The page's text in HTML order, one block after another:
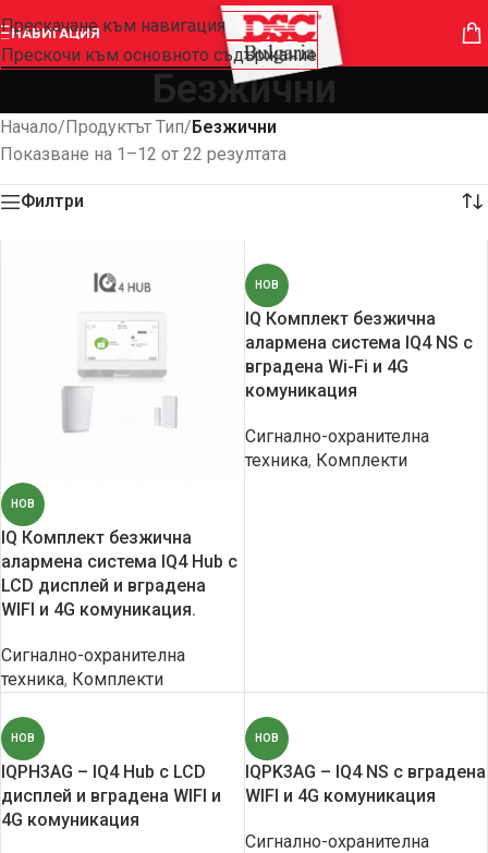
Прескачане към навигация
Прескочи към основното съдържание
НАВИГАЦИЯ
Безжични
Начало/Продуктът Тип/Безжични
Показване на 1–12 от 22 резултата
Филтри
НОВ
IQ Комплект безжична
алармена система IQ4 Hub с
LCD дисплей и вградена
WIFI и 4G комуникация.
Сигнално-охранителна
техника, Комплекти
НОВ
IQ Комплект безжична
алармена система IQ4 NS с
вградена Wi-Fi и 4G
комуникация
Сигнално-охранителна
техника, Комплекти
НОВ
IQPH3AG – IQ4 Hub с LCD
дисплей и вградена WIFI и
4G комуникация
НОВ
IQPK3AG – IQ4 NS с вградена
WIFI и 4G комуникация
Сигнално-охранителна